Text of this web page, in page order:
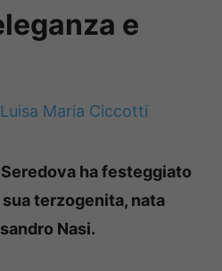
e
Luisa Maria Ciccotti
ha festeggiato
terzogenita, nata
Nasi.